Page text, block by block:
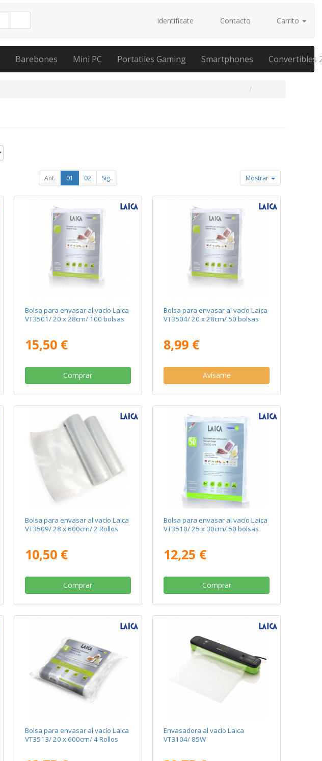
Identifícate Contacto Carrito
Barebones Mini PC Portatiles Gaming Smartphones Convertibles
Ant. 01 02 Sig. Mostrar
Bolsa para envasar al vacío Laica
VT3501/ 20 x 28cm/ 100 bolsas
15,50 €
Comprar
Bolsa para envasar al vacío Laica
VT3504/ 20 x 28cm/ 50 bolsas
8,99 €
Avísame
Bolsa para envasar al vacío Laica
VT3509/ 28 x 600cm/ 2 Rollos
10,50 €
Comprar
Bolsa para envasar al vacío Laica
VT3510/ 25 x 30cm/ 50 bolsas
12,25 €
Comprar
Bolsa para envasar al vacío Laica
VT3513/ 20 x 600cm/ 4 Rollos
Envasadora al vacío Laica
VT3104/ 85W